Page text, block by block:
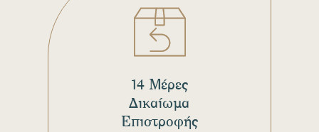
14 Μέρες
Δικαίωμα
Επιστροφής